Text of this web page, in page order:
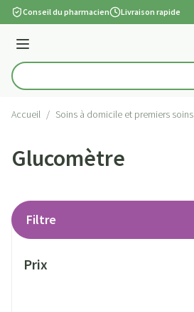
Aller au contenu
Conseil du pharmacien Livraison rapide
Menu
Rechercher
Accueil / Soins à domicile et premiers soins
Glucomètre
Filtre
Prix